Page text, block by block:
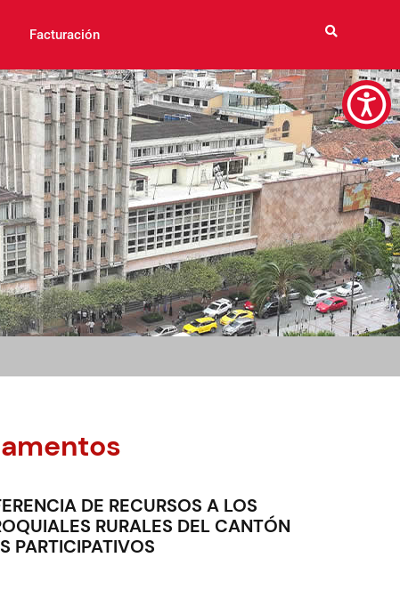
Facturación
DE RECURSOS A LOS
RURALES DEL CANTÓN
PARTICIPATIVOS